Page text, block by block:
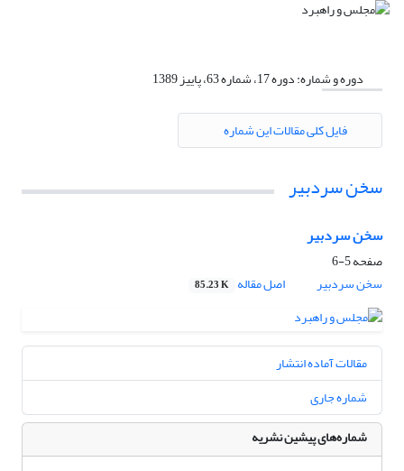
دوره و شماره:دوره 17، شماره 63، پاییز 1389
فایل کلی مقالات این شماره
سخن سردبیر
سخن سردبیر
صفحه5-6
سخن سردبیر
اصل مقاله 85.23 K
مقالات آماده انتشار
شماره جاری
شماره‌های پیشین نشریه